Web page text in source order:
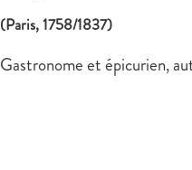
(Paris, 1758/1837)
Gastronome et épicurien,